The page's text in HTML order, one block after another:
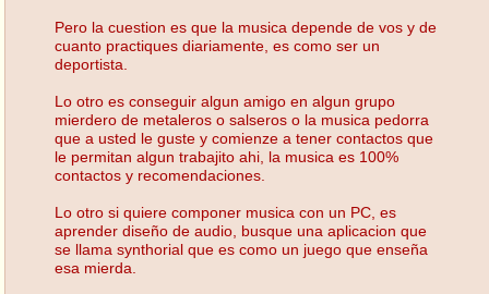
Pero la cuestion es que la musica depende de vos y de
cuanto practiques diariamente, es como ser un
deportista.
Lo otro es conseguir algun amigo en algun grupo
mierdero de metaleros o salseros o la musica pedorra
que a usted le guste y comienze a tener contactos que
le permitan algun trabajito ahi, la musica es 100%
contactos y recomendaciones.
Lo otro si quiere componer musica con un PC, es
aprender diseño de audio, busque una aplicacion que
se llama synthorial que es como un juego que enseña
esa mierda.